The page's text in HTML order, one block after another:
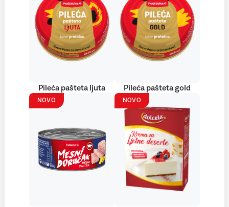
Pileća pašteta ljuta Pileća pašteta gold
NOVO NOVO